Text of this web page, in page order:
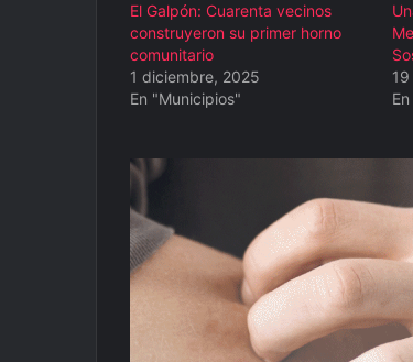
El Galpón: Cuarenta vecinos
construyeron su primer horno
comunitario
1 diciembre, 2025
En "Municipios"